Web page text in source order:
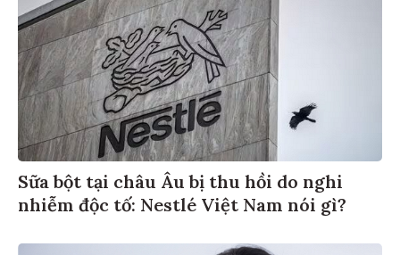
Sữa bột tại châu Âu bị thu hồi do nghi
nhiễm độc tố: Nestlé Việt Nam nói gì?